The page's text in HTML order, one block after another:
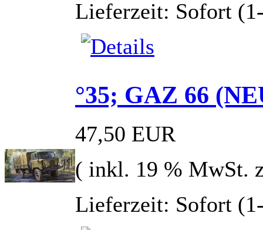
Lieferzeit: Sofort
°35; GAZ 66
47,50 EUR
( inkl. 19 % MwSt.
Lieferzeit: Sofort